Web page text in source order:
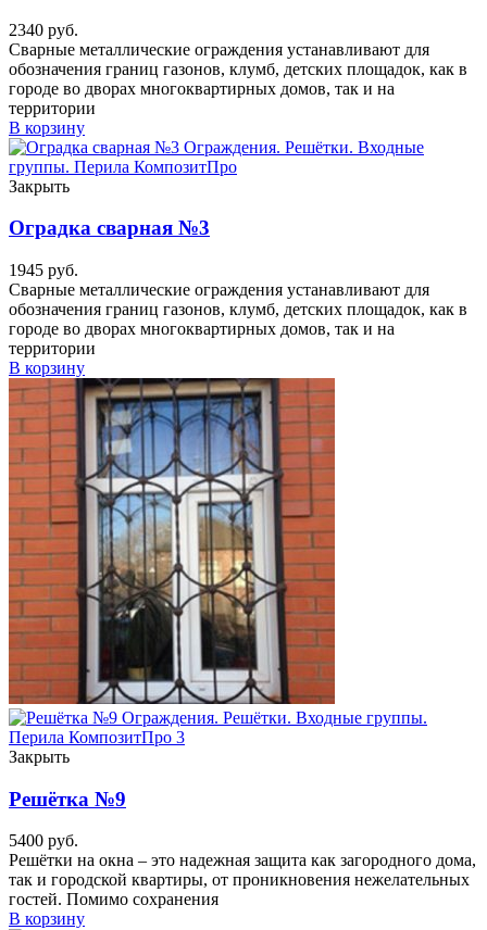
2340 руб.
Сварные металлические ограждения устанавливают для
обозначения границ газонов, клумб, детских площадок, как в
городе во дворах многоквартирных домов, так и на
территории
В корзину
Закрыть
Оградка сварная №3
1945 руб.
Сварные металлические ограждения устанавливают для
обозначения границ газонов, клумб, детских площадок, как в
городе во дворах многоквартирных домов, так и на
территории
В корзину
Закрыть
Решётка №9
5400 руб.
Решётки на окна – это надежная защита как загородного дома,
так и городской квартиры, от проникновения нежелательных
гостей. Помимо сохранения
В корзину